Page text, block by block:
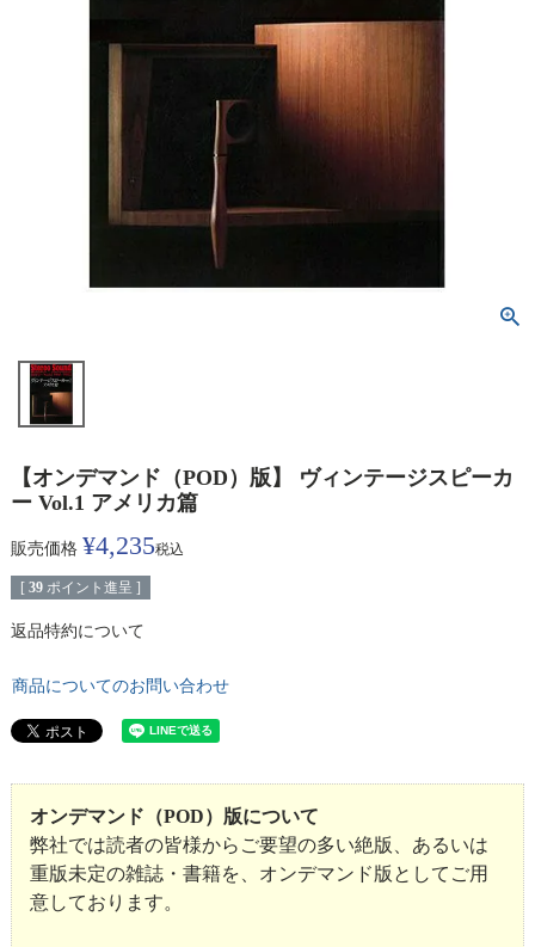
【オンデマンド（POD）版】 ヴィンテージスピーカ
ー Vol.1 アメリカ篇
販売価格 ¥4,235税込
[ 39 ポイント進呈 ]
返品特約について
商品についてのお問い合わせ
オンデマンド（POD）版について
弊社では読者の皆様からご要望の多い絶版、あるいは
重版未定の雑誌・書籍を、オンデマンド版としてご用
意しております。